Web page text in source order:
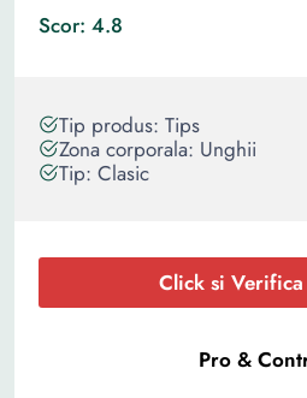
Scor: 4.8
Tip produs: Tips
Zona corporala: Unghii
Tip: Clasic
Click si